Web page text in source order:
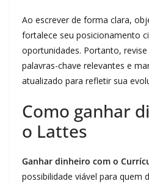
Ao escrever de forma clara,
fortalece seu posicionamento
oportunidades. Portanto,
palavras-chave relevantes e
atualizado para refletir sua
Como ganhar
o Lattes
Ganhar dinheiro com o
possibilidade viável para quem